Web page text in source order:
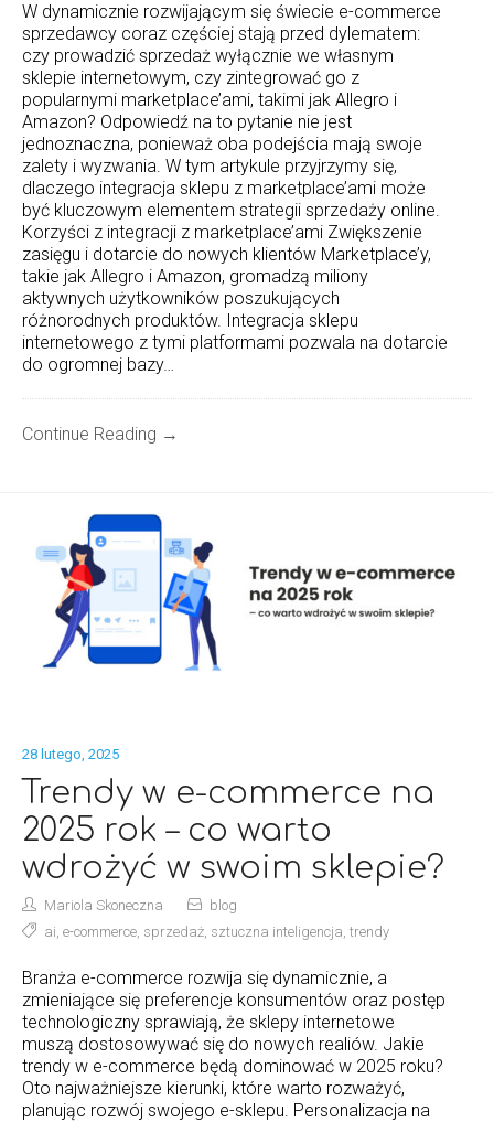
W dynamicznie rozwijającym się świecie e-commerce
sprzedawcy coraz częściej stają przed dylematem:
czy prowadzić sprzedaż wyłącznie we własnym
sklepie internetowym, czy zintegrować go z
popularnymi marketplace’ami, takimi jak Allegro i
Amazon? Odpowiedź na to pytanie nie jest
jednoznaczna, ponieważ oba podejścia mają swoje
zalety i wyzwania. W tym artykule przyjrzymy się,
dlaczego integracja sklepu z marketplace’ami może
być kluczowym elementem strategii sprzedaży online.
Korzyści z integracji z marketplace’ami Zwiększenie
zasięgu i dotarcie do nowych klientów Marketplace’y,
takie jak Allegro i Amazon, gromadzą miliony
aktywnych użytkowników poszukujących
różnorodnych produktów. Integracja sklepu
internetowego z tymi platformami pozwala na dotarcie
do ogromnej bazy…
Continue Reading →
28 lutego, 2025
Trendy w e-commerce na
2025 rok – co warto
wdrożyć w swoim sklepie?
Mariola Skoneczna
blog
ai, e-commerce, sprzedaż, sztuczna inteligencja, trendy
Branża e-commerce rozwija się dynamicznie, a
zmieniające się preferencje konsumentów oraz postęp
technologiczny sprawiają, że sklepy internetowe
muszą dostosowywać się do nowych realiów. Jakie
trendy w e-commerce będą dominować w 2025 roku?
Oto najważniejsze kierunki, które warto rozważyć,
planując rozwój swojego e-sklepu. Personalizacja na